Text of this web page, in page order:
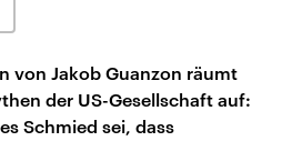
von Jakob Guanzon räumt
der US-Gesellschaft auf:
Schmied sei, dass